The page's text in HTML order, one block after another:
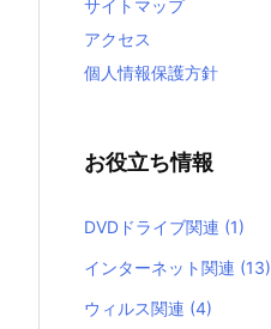
サイトマップ
アクセス
個人情報保護方針
お役立ち情報
DVDドライブ関連 (1)
インターネット関連 (13)
ウィルス関連 (4)